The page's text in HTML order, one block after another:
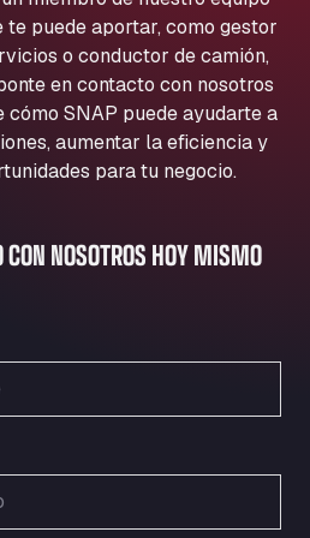
68219
89188
XXL Truckwash.de
Rico
28300
te puede aportar, como gestor
o conductor de camión,
en contacto con nosotros
cómo SNAP puede ayudarte a
aumentar la eficiencia y
para tu negocio.
CON NOSOTROS HOY MISMO